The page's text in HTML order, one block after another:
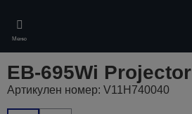
main
content
Меню
EB-695Wi Projector
Артикулен номер: V11H740040